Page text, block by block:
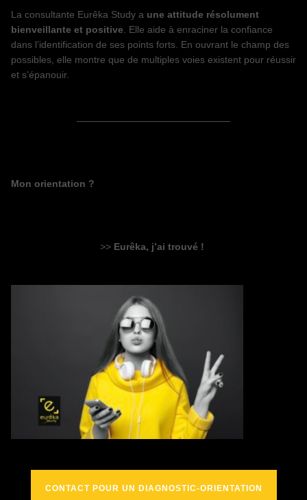
La consultante Eurêka Study a une attitude résolument
bienveillante et positive . Elle aide à enraciner la confiance
dans l’identification de ses points forts. En ouvrant le champ des
possibles, elle montre que de multiples voies existent pour réussir
et s’épanouir.
————————————————
Mon orientation ?
>> Eurêka, j’ai trouvé !
CONTACT POUR UN DIAGNOSTIC-ORIENTATION